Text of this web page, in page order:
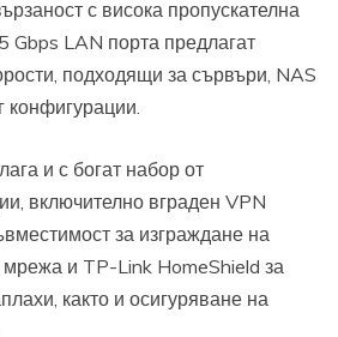
с висока пропускателна
Gbps LAN порта предлагат
подходящи за сървъри, NAS
конфигурации.
и с богат набор от
включително вграден VPN
за изграждане на
и TP-Link HomeShield за
както и осигуряване на